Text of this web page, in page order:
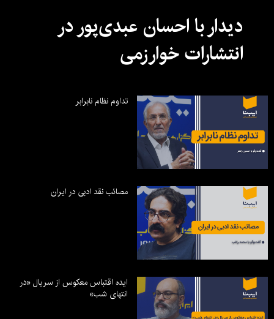
دیدار با احسان عبدی‌پور در
انتشارات خوارزمی
تداوم نظام نابرابر
مصائب نقد ادبی در ایران
ایده اقتباس معکوس از سریال «در
انتهای شب»